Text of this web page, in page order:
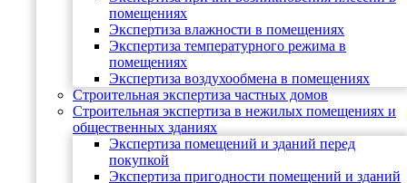
помещениях
Экспертиза влажности в помещениях
Экспертиза температурного режима в
помещениях
Экспертиза воздухообмена в помещениях
Строительная экспертиза частных домов
Строительная экспертиза в нежилых помещениях и
общественных зданиях
Экспертиза помещений и зданий перед
покупкой
Экспертиза пригодности помещений и зданий